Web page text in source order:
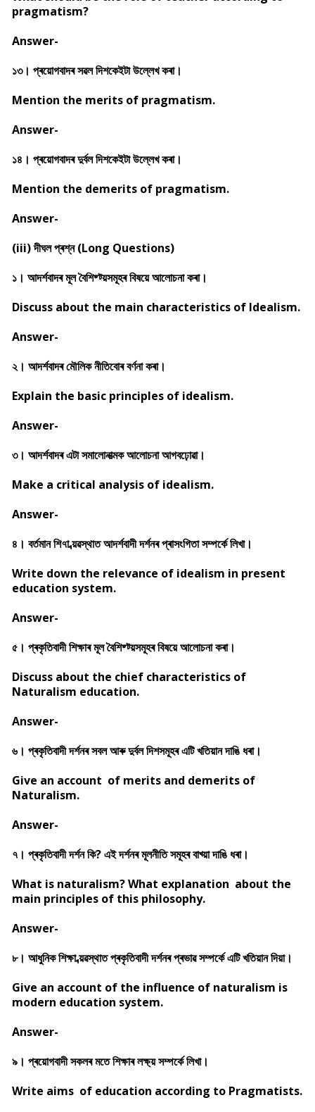
pragmatism?
Answer-
১৩। প্ৰয়োগবাদৰ সৱল দিশকেইটা উল্লেখ কৰা।
Mention the merits of pragmatism.
Answer-
১৪। প্ৰয়োগবাদৰ দুৰ্বল দিশকেইটা উল্লেখ কৰা।
Mention the demerits of pragmatism.
Answer-
(iii) দীঘল প্ৰশ্ন (Long Questions)
১। আদৰ্শবাদৰ মূল বৈশিষ্ট্য়সমূহৰ বিষয়ে আলোচনা কৰা।
Discuss about the main characteristics of Idealism.
Answer-
২। আদৰ্শবাদৰ মৌলিক নীতিবোৰ বৰ্ণনা কৰা।
Explain the basic principles of idealism.
Answer-
৩। আদৰ্শবাদৰ এটা সমালোনাত্মক আলোচনা আগবঢ়োৱা।
Make a critical analysis of idealism.
Answer-
৪। বৰ্তমান শি৭া ব্য়ৱস্থাত আদৰ্শবাদী দৰ্শনৰ প্ৰাসংগিতা সম্পৰ্কে লিখা।
Write down the relevance of idealism in present
education system.
Answer-
৫। প্ৰকৃতিবাদী শিক্ষাৰ মূল বৈশিষ্ট্য়সমূহৰ বিষয়ে আলোচনা কৰা।
Discuss about the chief characteristics of
Naturalism education.
Answer-
৬। প্ৰকৃতিবাদী দৰ্শনৰ সবল আৰু দুৰ্বল দিশসমূহৰ এটি খতিয়ান দাঙি ধৰা।
Give an account of merits and demerits of
Naturalism.
Answer-
৭। প্ৰকৃতিবাদী দৰ্শন কি? এই দৰ্শনৰ মূলনীতি সমূহৰ বাখ্য়া দাঙি ধৰা।
What is naturalism? What explanation about the
main principles of this philosophy.
Answer-
৮। আধুনিক শিক্ষা ব্য়ৱস্থাত প্ৰকৃতিবাদী দৰ্শনৰ প্ৰভাৱ সম্পৰ্কে এটি খতিয়ান দিয়া।
Give an account of the influence of naturalism is
modern education system.
Answer-
৯। প্ৰয়োগবাদী সকলৰ মতে শিক্ষাৰ লক্ষ্য় সম্পৰ্কে লিখা।
Write aims of education according to Pragmatists.